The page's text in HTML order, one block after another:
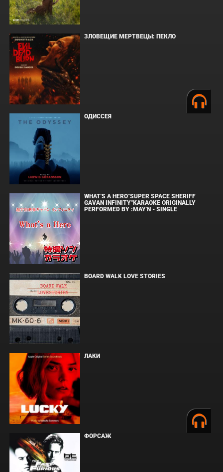
ЗЛОВЕЩИЕ МЕРТВЕЦЫ: ПЕКЛО
ОДИССЕЯ
WHAT'S A HERO"SUPER SPACE SHERIFF
GAVAN INFINITY"KARAOKE ORIGINALLY
PERFORMED BY :MAY'N - SINGLE
BOARD WALK LOVE STORIES
ЛАКИ
ФОРСАЖ